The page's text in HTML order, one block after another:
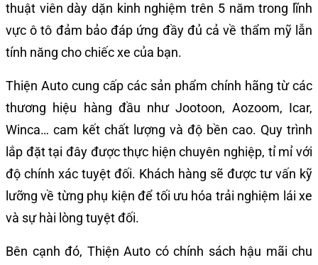
thuật viên dày dặn kinh nghiệm trên 5 năm trong lĩnh
vực ô tô đảm bảo đáp ứng đầy đủ cả về thẩm mỹ lẫn
tính năng cho chiếc xe của bạn.
Thiện Auto cung cấp các sản phẩm chính hãng từ các
thương hiệu hàng đầu như Jootoon, Aozoom, Icar,
Winca… cam kết chất lượng và độ bền cao. Quy trình
lắp đặt tại đây được thực hiện chuyên nghiệp, tỉ mỉ với
độ chính xác tuyệt đối. Khách hàng sẽ được tư vấn kỹ
lưỡng về từng phụ kiện để tối ưu hóa trải nghiệm lái xe
và sự hài lòng tuyệt đối.
Bên cạnh đó, Thiện Auto có chính sách hậu mãi chu